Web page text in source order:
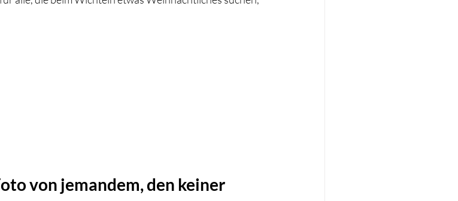
von jemandem, den keiner